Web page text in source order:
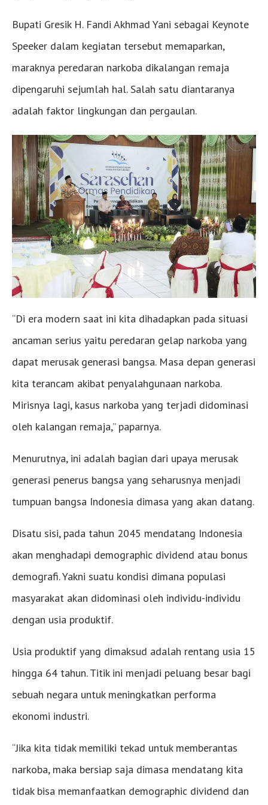
Bupati Gresik H. Fandi Akhmad Yani sebagai Keynote
Speeker dalam kegiatan tersebut memaparkan,
maraknya peredaran narkoba dikalangan remaja
dipengaruhi sejumlah hal. Salah satu diantaranya
adalah faktor lingkungan dan pergaulan.
“Di era modern saat ini kita dihadapkan pada situasi
ancaman serius yaitu peredaran gelap narkoba yang
dapat merusak generasi bangsa. Masa depan generasi
kita terancam akibat penyalahgunaan narkoba.
Mirisnya lagi, kasus narkoba yang terjadi didominasi
oleh kalangan remaja,” paparnya.
Menurutnya, ini adalah bagian dari upaya merusak
generasi penerus bangsa yang seharusnya menjadi
tumpuan bangsa Indonesia dimasa yang akan datang.
Disatu sisi, pada tahun 2045 mendatang Indonesia
akan menghadapi demographic dividend atau bonus
demografi. Yakni suatu kondisi dimana populasi
masyarakat akan didominasi oleh individu-individu
dengan usia produktif.
Usia produktif yang dimaksud adalah rentang usia 15
hingga 64 tahun. Titik ini menjadi peluang besar bagi
sebuah negara untuk meningkatkan performa
ekonomi industri.
“Jika kita tidak memiliki tekad untuk memberantas
narkoba, maka bersiap saja dimasa mendatang kita
tidak bisa memanfaatkan demographic dividend dan